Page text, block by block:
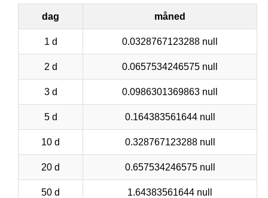
dag måned
1 d 0.0328767123288 null
2 d 0.0657534246575 null
3 d 0.0986301369863 null
5 d 0.164383561644 null
10 d 0.328767123288 null
20 d 0.657534246575 null
50 d 1.64383561644 null